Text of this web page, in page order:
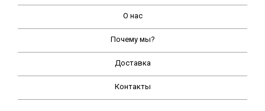
О нас
Почему мы?
Доставка
Контакты